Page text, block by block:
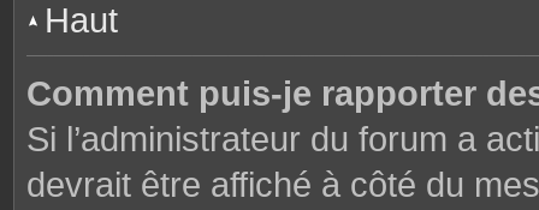
Haut
Comment puis-je rapporter
Si l’administrateur du forum a
devrait être affiché à côté du